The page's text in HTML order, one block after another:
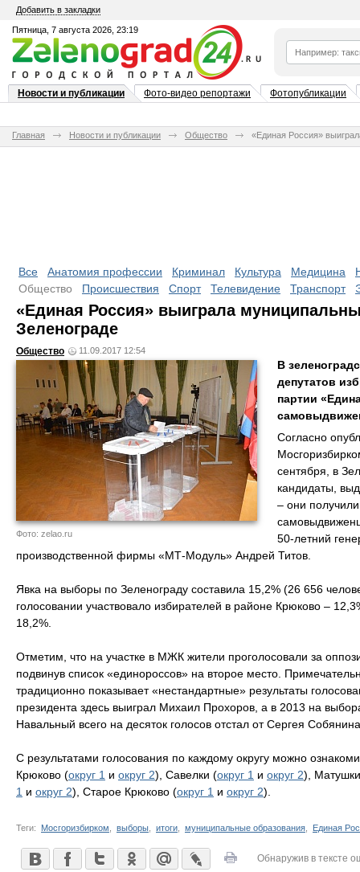
Добавить в закладки
Пятница, 7 августа 2026, 23:19
Новости и публикации Фото-видео репортажи Фотопубликации
Главная Новости и публикации Общество «Единая Россия»
Все Анатомия профессии Криминал Культура Медицина
Общество
Происшествия Спорт Телевидение Транспорт
«Единая Россия» выиграла
Зеленограде
Общество 11.09.2017 12:54
Фото: zelao.ru
В
депутатов
партии
Согласно
сентября, в
кандидаты,
– они
50-летний
производственной фирмы «МТ-Модуль» Андрей Титов.
Явка на выборы по Зеленограду составила 15,2% (26 656
голосовании участвовало избирателей в районе Крюково –
18,2%.
Отметим, что на участке в МЖК жители проголосовали за
подвинув список «единороссов» на второе место.
традиционно показывает «нестандартные» результаты
президента здесь выиграл Михаил Прохоров, а в 2013 на
Навальный всего на десяток голосов отстал от Сергея
С результатами голосования по каждому округу можно
Крюково (округ 1 и округ 2), Савелки (округ 1 и округ 2),
1 и округ 2), Старое Крюково (округ 1 и округ 2).
Теги: Мосгоризбирком выборы итоги муниципальные образования Единая
Обнаружив в тексте